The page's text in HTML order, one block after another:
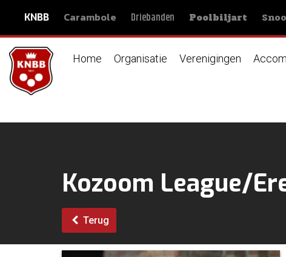
KNBB Carambole Driebanden Poolbiljart
Home Organisatie Verenigingen
Kozoom League/
Terug